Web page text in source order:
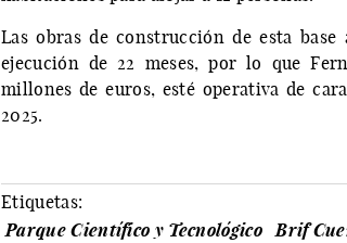
Las obras de construcción de esta
ejecución de 22 meses, por lo que
millones de euros, esté operativa de
2025.
Etiquetas:
Parque Científico y Tecnológico
Brif